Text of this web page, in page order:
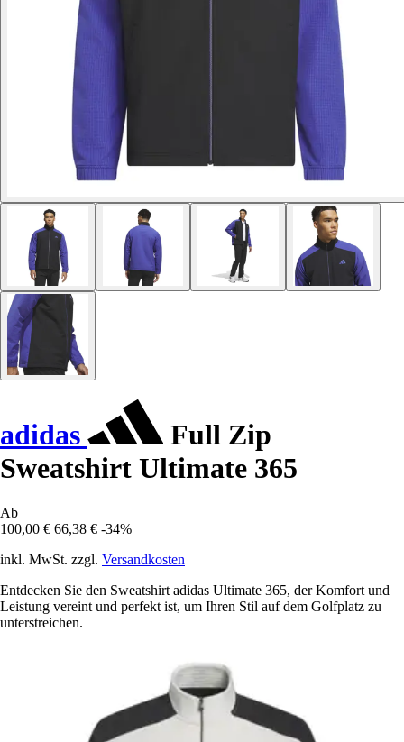
adidas
Full Zip
Sweatshirt Ultimate 365
Ab
100,00 € 66,38 € -34%
inkl. MwSt. zzgl. Versandkosten
Entdecken Sie den Sweatshirt adidas Ultimate 365, der Komfort und
Leistung vereint und perfekt ist, um Ihren Stil auf dem Golfplatz zu
unterstreichen.